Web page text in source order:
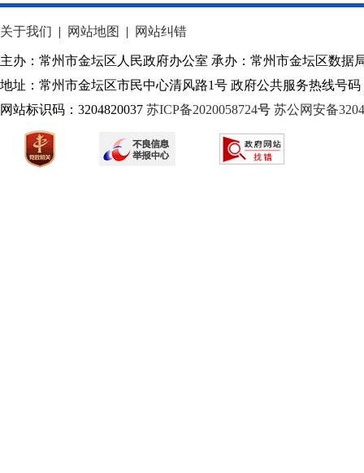
历史沿革
关于我们 | 网站地图 | 网站纠错
主办：常州市金坛区人民政府办公室 承办：常州市金坛区数据
地址：常州市金坛区市民中心清风路1号 政府公共服务热线号码
网站标识码：3204820037 苏ICP备2020058724号 苏公网安备